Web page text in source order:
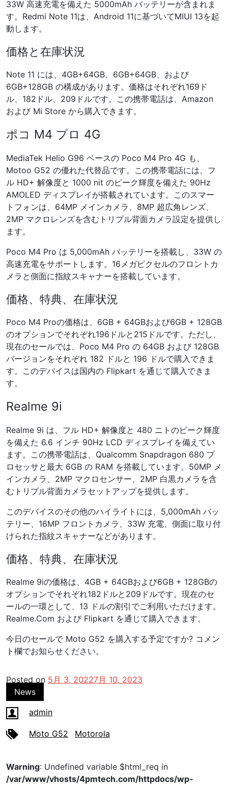
33W 高速充電を備えた 5000mAh バッテリーが含まれま
す。Redmi Note 11は、Android 11に基づいてMIUI 13を起
動します。
価格と在庫状況
Note 11 には、4GB+64GB、6GB+64GB、および
6GB+128GB の構成があります。価格はそれぞれ169ド
ル、182ドル、209ドルです。この携帯電話は、Amazon
および Mi Store から購入できます。
ポコ M4 プロ 4G
MediaTek Helio G96 ベースの Poco M4 Pro 4G も、
Motoo G52 の優れた代替品です。この携帯電話には、フ
ル HD+ 解像度と 1000 nit のピーク輝度を備えた 90Hz
AMOLED ディスプレイが搭載されています。このスマー
トフォンは、64MP メインカメラ、8MP 超広角レンズ、
2MP マクロレンズを含むトリプル背面カメラ設定を提供し
ます。
Poco M4 Pro は 5,000mAh バッテリーを搭載し、33W の
高速充電をサポートします。16メガピクセルのフロントカ
メラと側面に指紋スキャナーを搭載しています。
価格、特典、在庫状況
Poco M4 Proの価格は、6GB + 64GBおよび6GB + 128GB
のオプションでそれぞれ196ドルと215ドルです。ただし、
現在のセールでは、Poco M4 Pro の 64GB および 128GB
バージョンをそれぞれ 182 ドルと 196 ドルで購入できま
す。このデバイスは国内の Flipkart を通じて購入できま
す。
Realme 9i
Realme 9i は、フル HD+ 解像度と 480 ニトのピーク輝度
を備えた 6.6 インチ 90Hz LCD ディスプレイを備えてい
ます。この携帯電話は、Qualcomm Snapdragon 680 プ
ロセッサと最大 6GB の RAM を搭載しています。50MP メ
インカメラ、2MP マクロセンサー、2MP 白黒カメラを含
むトリプル背面カメラセットアップを提供します。
このデバイスのその他のハイライトには、5,000mAh バッ
テリー、16MP フロントカメラ、33W 充電、側面に取り付
けられた指紋スキャナーなどがあります。
価格、特典、在庫状況
Realme 9iの価格は、4GB + 64GBおよび6GB + 128GBの
オプションでそれぞれ182ドルと209ドルです。現在のセ
ールの一環として、13 ドルの割引でご利用いただけます。
Realme.Com および Flipkart を通じて購入できます。
今日のセールで Moto G52 を購入する予定ですか? コメン
ト欄でお知らせください。
Posted on 5月 3, 20227月 10, 2023
News
admin
Moto G52 Motorola
Warning: Undefined variable $html_req in
/var/www/vhosts/4pmtech.com/httpdocs/wp-